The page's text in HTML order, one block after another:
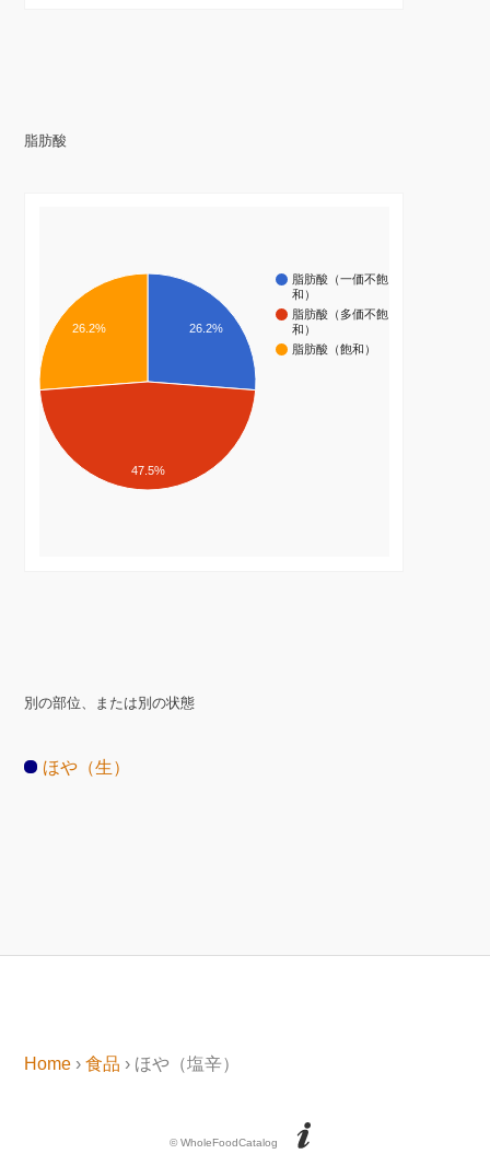
脂肪酸
脂肪酸（一価不飽
和）
脂肪酸（多価不飽
和）
脂肪酸（飽和）
26.2%
26.2%
47.5%
別の部位、または別の状態
ほや（生）
Home ›食品 › ほや（塩辛）
© WholeFoodCatalog